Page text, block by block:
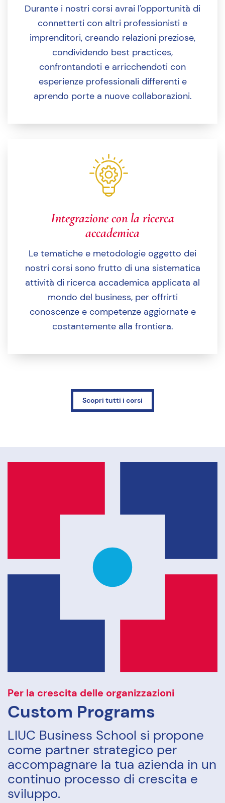
Durante i nostri corsi avrai l'opportunità di
connetterti con altri professionisti e
imprenditori, creando relazioni preziose,
condividendo best practices,
confrontandoti e arricchendoti con
esperienze professionali differenti e
aprendo porte a nuove collaborazioni.
Integrazione con la ricerca
accademica
Le tematiche e metodologie oggetto dei
nostri corsi sono frutto di una sistematica
attività di ricerca accademica applicata al
mondo del business, per offrirti
conoscenze e competenze aggiornate e
costantemente alla frontiera.
Scopri tutti i corsi
Per la crescita delle organizzazioni
Custom Programs
LIUC Business School si propone
come partner strategico per
accompagnare la tua azienda in un
continuo processo di crescita e
sviluppo.